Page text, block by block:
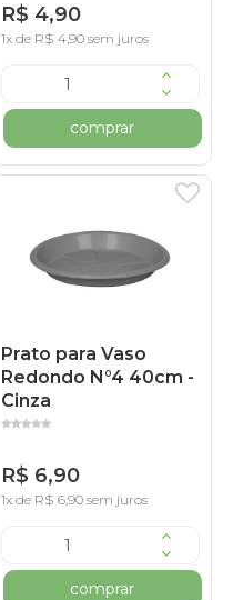
R$ 4,90
1x de R$ 4,90 sem juros
comprar
Prato para Vaso
Redondo N°4 40cm -
Cinza
R$ 6,90
1x de R$ 6,90 sem juros
comprar